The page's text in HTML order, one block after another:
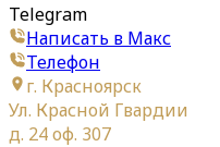
Telegram
Написать в Макс
Телефон
г. Красноярск
Ул. Красной Гвардии
д. 24 оф. 307